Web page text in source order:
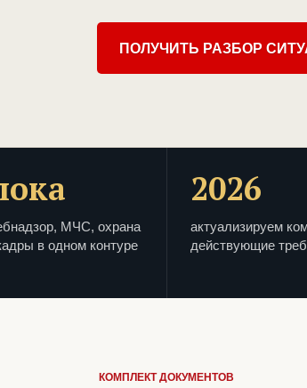
ПОЛУЧИТЬ РАЗБОР
МЧС, охрана
в одном контуре
2026
актуализируем
действующие
КОМПЛЕКТ ДОКУМЕНТОВ